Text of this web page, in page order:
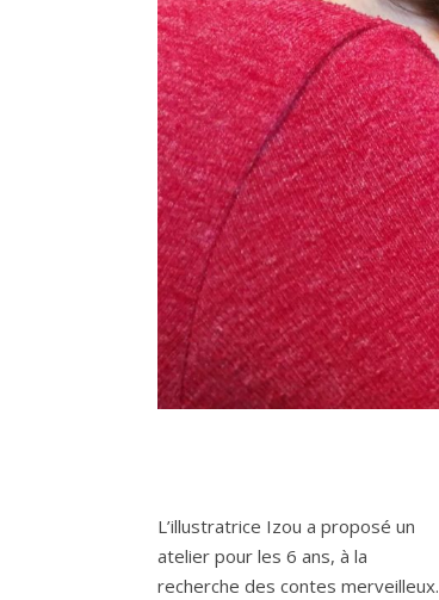
L’illustratrice Izou a proposé un
atelier pour les 6 ans, à la
recherche des contes merveilleux.